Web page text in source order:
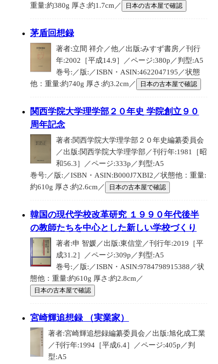
重量:約380g 厚さ:約1.7cm／ 日本の古本屋で確認
茅盾回想録
著者:立間 祥介／他／出版:みすず書房／刊行
年:2002［平成14.9］／ページ:380p／判型:A5
巻号:／版:／ISBN・ASIN:4622047195／状態
他：重量:約740g 厚さ:約3.2cm／
日本の古本屋で確認
関西学院大学理学部２０年史 学院創立９０
周年記念
著者:関西学院大学理学部２０年史編纂委員会
／出版:関西学院大学理学部／刊行年:1981［昭
和56.3］／ページ:333p／判型:A5
巻号:／版:／ISBN・ASIN:B000J7XBI2／状態他：重量:
約610g 厚さ:約2.6cm／
日本の古本屋で確認
韓国の現代学校改革研究 １９９０年代後半
の教師たちを中心とした新しい学校づくり
著者:申 智媛／出版:東信堂／刊行年:2019［平
成31.2］／ページ:309p／判型:A5
巻号:／版:／ISBN・ASIN:9784798915388／状
態他：重量:約610g 厚さ:約2.8cm／
日本の古本屋で確認
宮崎輝追想録 （実業家）
著者:宮崎輝追想録編纂委員会／出版:旭化成工業
／刊行年:1994［平成6.4］／ページ:405p／判
型:A5